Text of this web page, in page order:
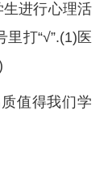
生进行心理活
打“√”.(1)医
值得我们学